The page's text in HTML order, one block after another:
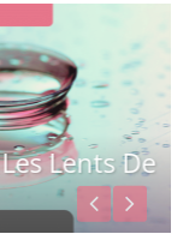
Lents De